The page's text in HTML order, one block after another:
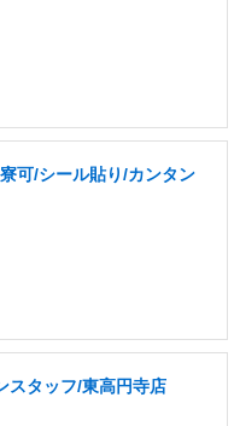
可/シール貼り/カンタン
スタッフ/東高円寺店